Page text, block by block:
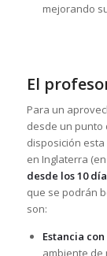
mejorando
El
Para un
desde un punto
disposición
en Inglaterra
desde los 10
que se podrán
son:
Estancia
ambiente de